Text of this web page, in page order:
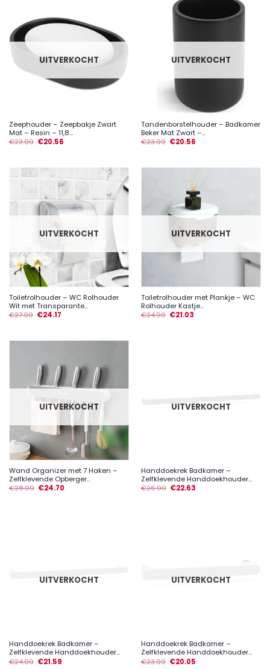
UITVERKOCHT
Zeephouder – Zeepbakje Zwart
Mat – Resin – 11,8...
€23.99 €20.56
UITVERKOCHT
Tandenborstelhouder – Badkamer
Beker Mat Zwart –...
€23.99 €20.56
UITVERKOCHT
Toiletrolhouder – WC Rolhouder
Wit met Transparante...
€27.99 €24.17
UITVERKOCHT
Toiletrolhouder met Plankje – WC
Rolhouder Kastje...
€24.99 €21.03
UITVERKOCHT
Wand Organizer met 7 Haken –
Zelfklevende Opberger...
€28.99 €24.70
UITVERKOCHT
Handdoekrek Badkamer –
Zelfklevende Handdoekhouder...
€26.99 €22.63
UITVERKOCHT
Handdoekrek Badkamer –
Zelfklevende Handdoekhouder...
€24.99 €21.59
UITVERKOCHT
Handdoekrek Badkamer –
Zelfklevende Handdoekhouder...
€23.99 €20.05